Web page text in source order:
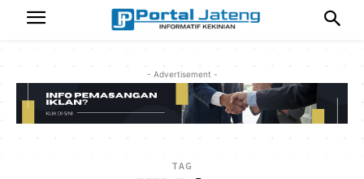
- Advertisement -
TAG